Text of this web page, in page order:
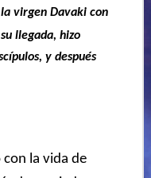
virgen Davaki con
llegada, hizo
y después
con la vida de